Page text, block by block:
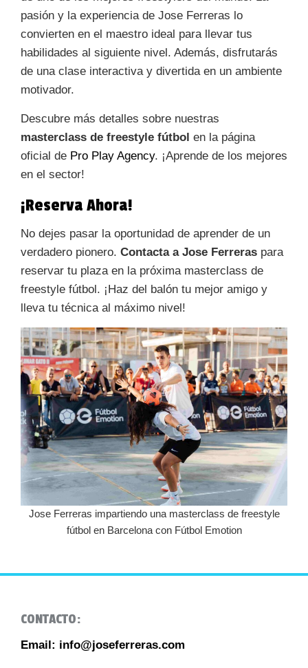
pasión y la experiencia de Jose Ferreras lo
convierten en el maestro ideal para llevar tus
habilidades al siguiente nivel. Además, disfrutarás
de una clase interactiva y divertida en un ambiente
motivador.
Descubre más detalles sobre nuestras
masterclass de freestyle fútbol en la página
oficial de Pro Play Agency. ¡Aprende de los mejores
en el sector!
¡Reserva Ahora!
No dejes pasar la oportunidad de aprender de un
verdadero pionero. Contacta a Jose Ferreras para
reservar tu plaza en la próxima masterclass de
freestyle fútbol. ¡Haz del balón tu mejor amigo y
lleva tu técnica al máximo nivel!
Jose Ferreras impartiendo una masterclass de freestyle
fútbol en Barcelona con Fútbol Emotion
CONTACTO:
Email: info@joseferreras.com